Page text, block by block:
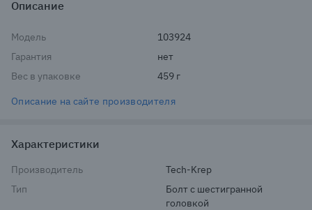
Описание
Модель
103924
Гарантия
нет
Вес в упаковке
459 г
Описание на сайте производителя
Характеристики
Производитель
Tech-Krep
Тип
Болт с шестигранной
головкой